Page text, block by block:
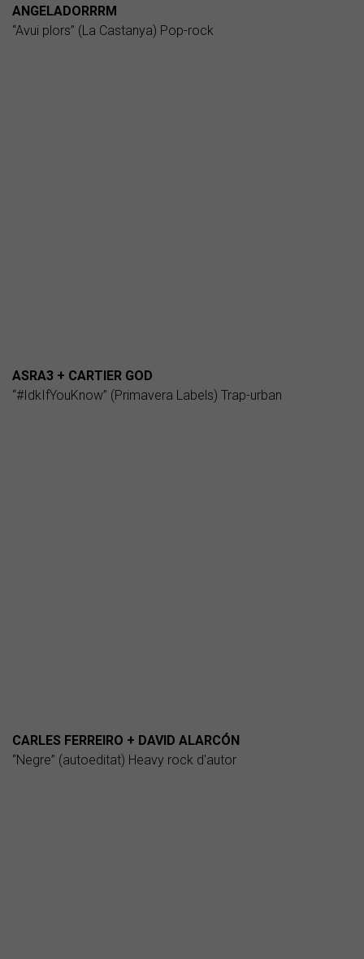
ANGELADORRRM
“Avui plors” (La Castanya) Pop-rock
ASRA3 + CARTIER GOD
“#IdkIfYouKnow” (Primavera Labels) Trap-urban
CARLES FERREIRO + DAVID ALARCÓN
“Negre” (autoeditat) Heavy rock d'autor